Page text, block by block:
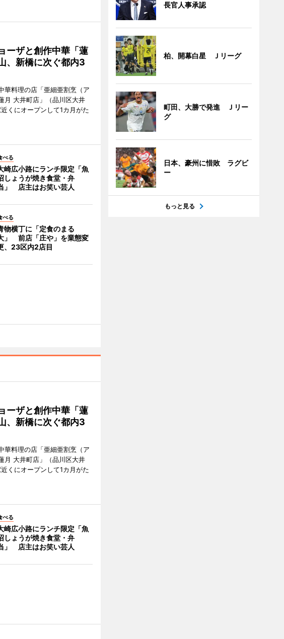
ーザと創作中華「蓮
、新橋に次ぐ都内3
華料理の店「亜細亜割烹（ア
月 大井町店」（品川区大井
くにオープンして1カ月がた
べる
崎広小路にランチ限定「魚
しょうが焼き食堂・弁
」 店主はお笑い芸人
べる
物横丁に「定食のまる
」 前店「庄や」を業態変
、23区内2店目
ーザと創作中華「蓮
、新橋に次ぐ都内3
華料理の店「亜細亜割烹（ア
月 大井町店」（品川区大井
くにオープンして1カ月がた
べる
崎広小路にランチ限定「魚
しょうが焼き食堂・弁
」 店主はお笑い芸人
長官人事承認
柏、開幕白星 Ｊリーグ
町田、大勝で発進 Ｊリー
グ
日本、豪州に惜敗 ラグビ
ー
もっと見る